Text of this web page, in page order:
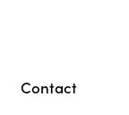
Contact